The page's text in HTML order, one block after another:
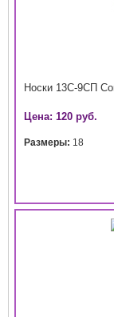
Носки 13С-9СП
Цена: 120 руб.
Размеры: 18